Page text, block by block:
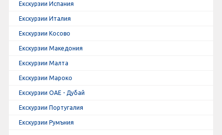
Екскурзии Испания
Екскурзии Италия
Екскурзии Косово
Екскурзии Македония
Екскурзии Малта
Екскурзии Мароко
Екскурзии ОАЕ - Дубай
Екскурзии Португалия
Екскурзии Румъния